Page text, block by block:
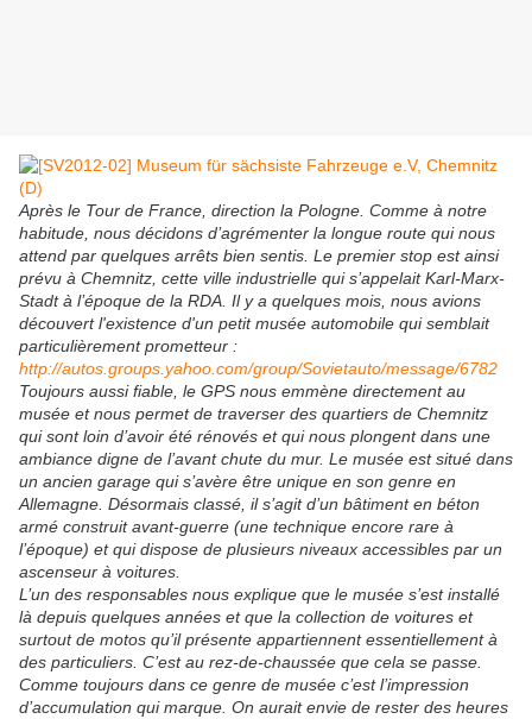
Après le Tour de France, direction la Pologne. Comme à notre
habitude, nous décidons d’agrémenter la longue route qui nous
attend par quelques arrêts bien sentis. Le premier stop est ainsi
prévu à Chemnitz, cette ville industrielle qui s’appelait Karl-Marx-
Stadt à l’époque de la RDA. Il y a quelques mois, nous avions
découvert l'existence d'un petit musée automobile qui semblait
particulièrement prometteur :
http://autos.groups.yahoo.com/group/Sovietauto/message/6782
Toujours aussi fiable, le GPS nous emmène directement au
musée et nous permet de traverser des quartiers de Chemnitz
qui sont loin d’avoir été rénovés et qui nous plongent dans une
ambiance digne de l’avant chute du mur. Le musée est situé dans
un ancien garage qui s’avère être unique en son genre en
Allemagne. Désormais classé, il s’agit d’un bâtiment en béton
armé construit avant-guerre (une technique encore rare à
l’époque) et qui dispose de plusieurs niveaux accessibles par un
ascenseur à voitures.
L’un des responsables nous explique que le musée s’est installé
là depuis quelques années et que la collection de voitures et
surtout de motos qu’il présente appartiennent essentiellement à
des particuliers. C’est au rez-de-chaussée que cela se passe.
Comme toujours dans ce genre de musée c’est l’impression
d’accumulation qui marque. On aurait envie de rester des heures